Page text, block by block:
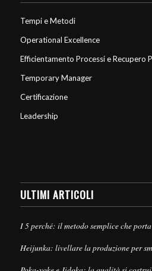
Tempi e Metodi
Operational Excellence
Efficientamento Processi e Recupero
Temporary Manager
Certificazione
Leadership
ULTIMI ARTICOLI
I 5 perché: il metodo semplice che
Heijunka: livellare la produzione per